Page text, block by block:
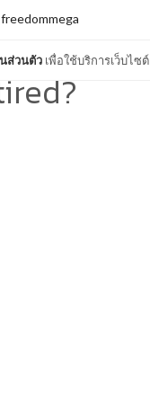
ส่วนตัว เพื่อใช้บริการเว็บไซต์
freedommega